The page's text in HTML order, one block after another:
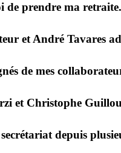
prendre ma retraite.
et André Tavares
de mes
et Christophe
depuis